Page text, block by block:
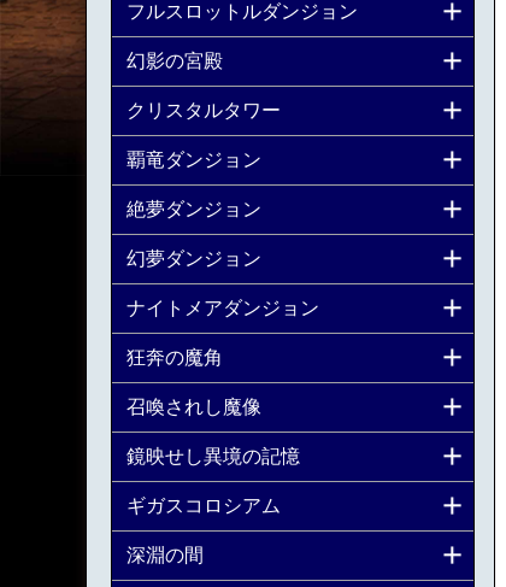
フルスロットルダンジョン
幻影の宮殿
クリスタルタワー
覇竜ダンジョン
絶夢ダンジョン
幻夢ダンジョン
ナイトメアダンジョン
狂奔の魔角
召喚されし魔像
鏡映せし異境の記憶
ギガスコロシアム
深淵の間